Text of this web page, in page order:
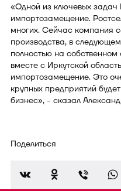
«Одной из ключевых задач
импортозамещение.
многих. Сейчас компания
производства, в
полностью на
вместе с Иркутской
импортозамещение. Это
крупных предприятий
бизнес», - сказал
Поделиться